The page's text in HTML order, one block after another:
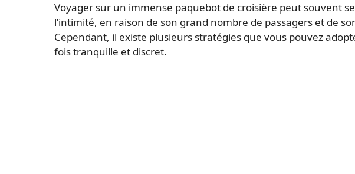
Voyager sur un immense paquebot de croisière peut souvent
l’intimité, en raison de son grand nombre de passagers et de
Cependant, il existe plusieurs stratégies que vous pouvez
fois tranquille et discret.